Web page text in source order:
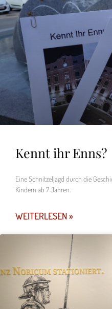
Kennt ihr Enns?
Eine Schnitzeljagd durch die
Kindern ab 7 Jahren.
WEITERLESEN »